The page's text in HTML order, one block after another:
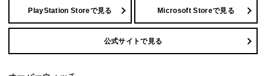
PlayStation Storeで見る Microsoft Storeで見る
公式サイトで見る